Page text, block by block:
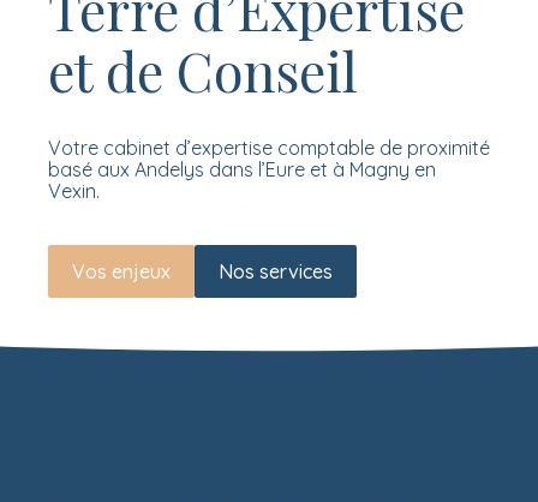
et de Conseil
Votre cabinet d’expertise comptable de proximité
basé aux Andelys dans l’Eure et à Magny en
Vexin.
Vos enjeux Nos services